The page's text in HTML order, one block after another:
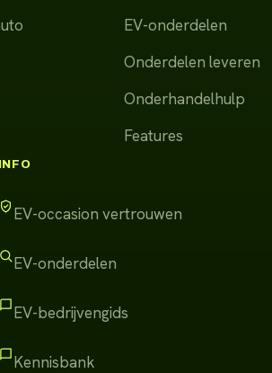
EV-onderdelen
Onderdelen leveren
Onderhandelhulp
Features
INFO
EV-occasion vertrouwen
EV-onderdelen
EV-bedrijvengids
Kennisbank